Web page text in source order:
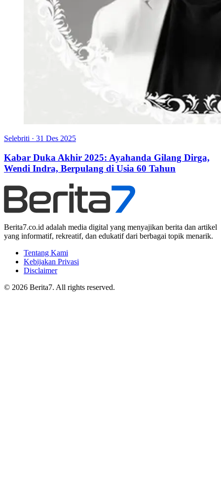
Selebriti · 31 Des 2025
Kabar Duka Akhir 2025: Ayahanda Gilang Dirga,
Wendi Indra, Berpulang di Usia 60 Tahun
Berita7.co.id adalah media digital yang menyajikan berita dan artikel
yang informatif, rekreatif, dan edukatif dari berbagai topik menarik.
Tentang Kami
Kebijakan Privasi
Disclaimer
© 2026 Berita7. All rights reserved.